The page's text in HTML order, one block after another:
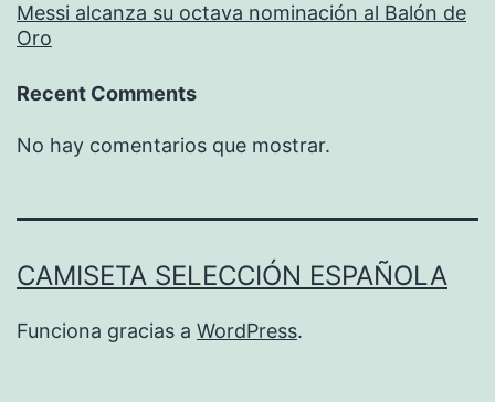
Messi alcanza su octava nominación al Balón de
Oro
Recent Comments
No hay comentarios que mostrar.
CAMISETA SELECCIÓN ESPAÑOLA
Funciona gracias a WordPress.